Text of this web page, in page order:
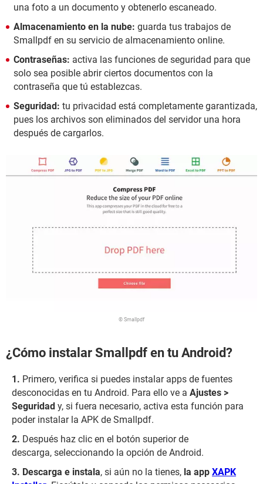
una foto a un documento y obtenerlo escaneado.
Almacenamiento en la nube: guarda tus trabajos de
Smallpdf en su servicio de almacenamiento online.
Contraseñas: activa las funciones de seguridad para que
solo sea posible abrir ciertos documentos con la
contraseña que tú establezcas.
Seguridad: tu privacidad está completamente garantizada,
pues los archivos son eliminados del servidor una hora
después de cargarlos.
© Smallpdf
¿Cómo instalar Smallpdf en tu Android?
Primero, verifica si puedes instalar apps de fuentes
desconocidas en tu Android. Para ello ve a Ajustes >
Seguridad y, si fuera necesario, activa esta función para
poder instalar la APK de Smallpdf.
Después haz clic en el botón superior de
descarga, seleccionando la opción de Android.
Descarga e instala, si aún no la tienes, la app XAPK